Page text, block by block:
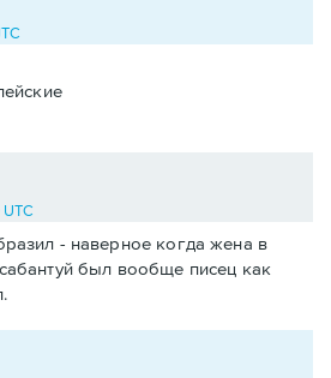
- наверное когда жена в
был вообще писец как